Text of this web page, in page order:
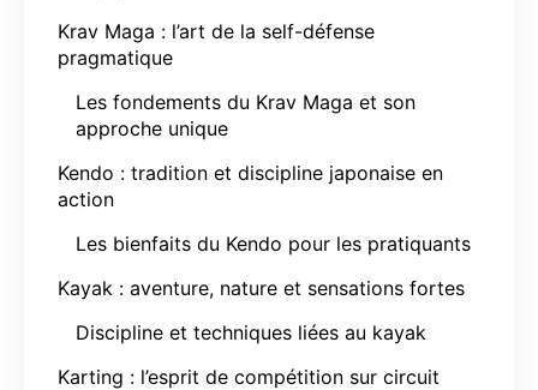
Krav Maga : l’art de la self-défense
pragmatique
Les fondements du Krav Maga et son
approche unique
Kendo : tradition et discipline japonaise en
action
Les bienfaits du Kendo pour les pratiquants
Kayak : aventure, nature et sensations fortes
Discipline et techniques liées au kayak
Karting : l’esprit de compétition sur circuit